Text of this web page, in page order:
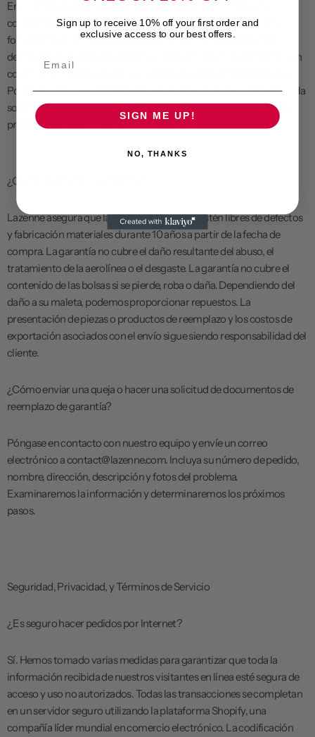
En el desafortunado evento de que su pedido llegue en una
condición menos que satisfactoria, por favor saque una o más
fotografías digitales del producto y una o más del contenedor
dentro del cual venía empacado. Luego, adjunte las fotografías a un
correo electrónico y envíelo a la dirección contact@lazenne.com.
Por favor, incluya el número del pedido en el mensaje. Debe enviar la
solicitud antes de 3 días contados a partir de la entrega. Lazenne
procesará el cambio del producto averiado.
¿Qué cubierto por la garantía?
Lazenne asegura que las bolsas de Lazenne estén libres de defectos
y fabricación materiales durante 10 años a partir de la fecha de
compra. La garantía no cubre el daño resultante del abuso, el
tratamiento de la aerolínea o el desgaste. La garantía no cubre el
contenido de las bolsas si se pierde, roba o daña. Dependiendo del
daño a su maleta, podemos proporcionar repuestos. La
presentación de piezas o productos de reemplazo y los costos de
exportación asociados con el envío sigue siendo responsabilidad del
cliente.
¿Cómo enviar una queja o hacer una solicitud de documentos de
reemplazo de garantía?
Póngase en contacto con nuestro equipo y envíe un correo
electrónico a contact@lazenne.com. Incluya su número de pedido,
nombre, dirección, descripción y fotos del problema.
Examinaremos la información y determinaremos los próximos
pasos.
Seguridad, Privacidad, y Términos de Servicio
¿Es seguro hacer pedidos por Internet?
Sí. Hemos tomado varias medidas para garantizar que toda la
información recibida de nuestros visitantes en línea esté segura de
acceso y uso no autorizados. Todas las transacciones se completan
en un servidor seguro utilizando la plataforma Shopify, una
compañía líder mundial en comercio electrónico. La codificación
Sign up to receive 10% off your first order and
exclusive access to our best offers.
SIGN ME UP!
NO, THANKS